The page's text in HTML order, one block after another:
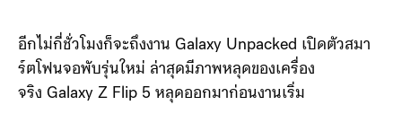
อีกไม่กี่ชั่วโมงก็จะถึงงาน Galaxy Unpacked เปิดตัวสมา
ร์ตโฟนจอพับรุ่นใหม่ ล่าสุดมีภาพหลุดของเครื่อง
จริง Galaxy Z Flip 5 หลุดออกมาก่อนงานเริ่ม